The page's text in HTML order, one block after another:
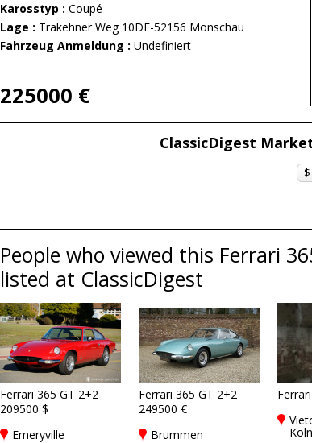
Karosstyp : Coupé
Lage : Trakehner Weg 10DE-52156 Monschau
Fahrzeug Anmeldung : Undefiniert
225000 €
ClassicDigest
$
People who viewed this Ferrari
listed at ClassicDigest
Ferrari 365 GT 2+2
209500 $
Emeryville
Ferrari 365 GT 2+2
249500 €
Brummen